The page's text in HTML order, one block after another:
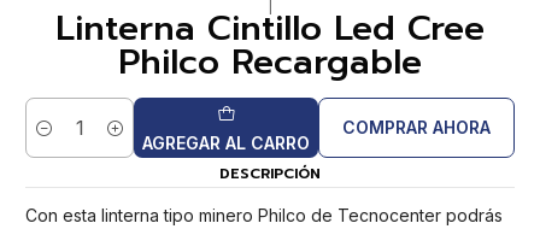
Linterna Cintillo Led Cree
Philco Recargable
Cantidad AGREGAR AL CARRO
COMPRAR AHORA
DESCRIPCIÓN
Con esta linterna tipo minero Philco de Tecnocenter podrás